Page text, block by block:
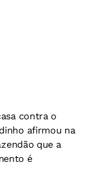
contra o
afirmou na
que a
é